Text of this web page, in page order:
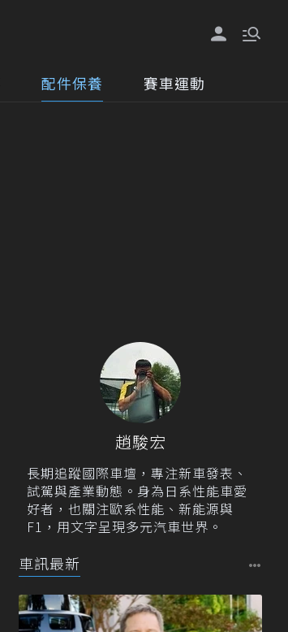
配件保養 賽車運動
趙駿宏
長期追蹤國際車壇，專注新車發表、
試駕與產業動態。身為日系性能車愛
好者，也關注歐系性能、新能源與
F1，用文字呈現多元汽車世界。
車訊最新